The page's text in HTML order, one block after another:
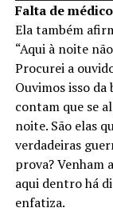
Falta de médico
Ela também
“Aqui à noite
Procurei a
Ouvimos isso
contam que se
noite. São elas
verdadeiras
prova? Venham
aqui dentro há
enfatiza.